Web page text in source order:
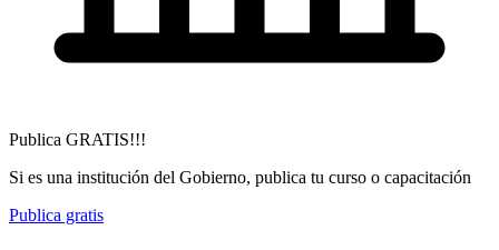
Publica GRATIS!!!
Si es una institución del Gobierno, publica tu curso o capacitación
Publica gratis